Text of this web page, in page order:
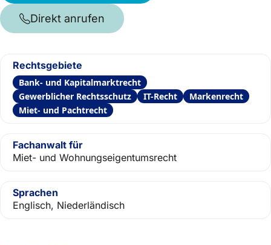
Direkt anrufen
Rechtsgebiete
Bank- und Kapitalmarktrecht
Gewerblicher Rechtsschutz
IT-Recht
Markenrecht
Miet- und Pachtrecht
Fachanwalt für
Miet- und Wohnungseigentumsrecht
Sprachen
Englisch, Niederländisch